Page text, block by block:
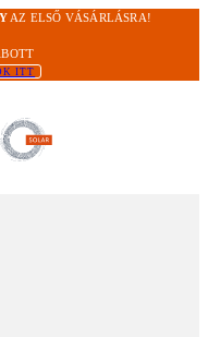
AZ ELSŐ VÁSÁRLÁSRA!
ITT